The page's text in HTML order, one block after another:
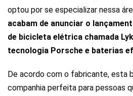
optou por se especializar nessa
acabam de anunciar o
de bicicleta elétrica chamada
tecnologia Porsche e baterias
De acordo com o fabricante, esta
companhia perfeita para pessoas